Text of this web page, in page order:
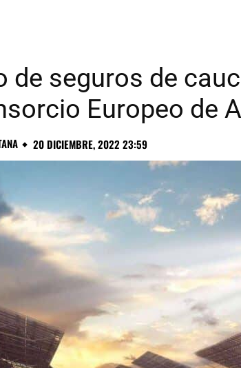
de seguros de
Europeo de
20 DICIEMBRE, 2022 23:59